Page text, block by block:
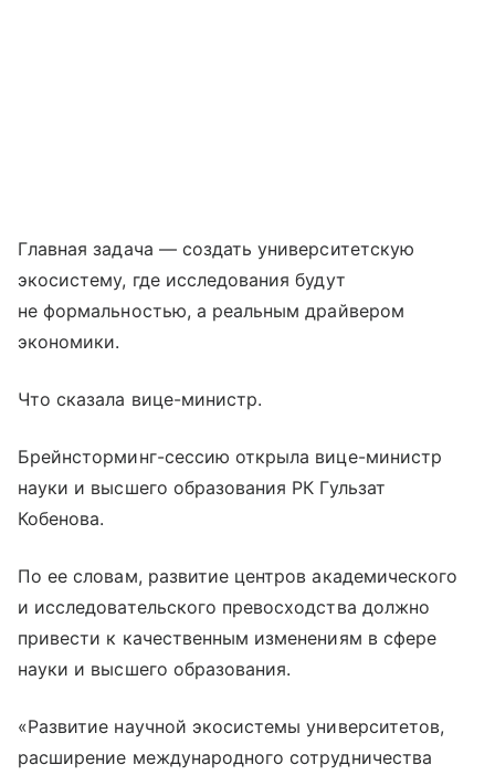
Главная задача — создать университетскую
экосистему, где исследования будут
не формальностью, а реальным драйвером
экономики.
Что сказала вице-министр.
Брейнсторминг-сессию открыла вице-министр
науки и высшего образования РК Гульзат
Кобенова.
По ее словам, развитие центров академического
и исследовательского превосходства должно
привести к качественным изменениям в сфере
науки и высшего образования.
«Развитие научной экосистемы университетов,
расширение международного сотрудничества